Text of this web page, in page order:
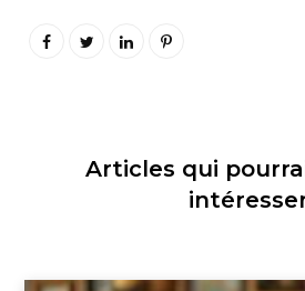
Articles qui